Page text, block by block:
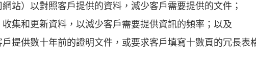
站）以對照客戶提供的資料，減少客戶需要提供的文件；
集和更新資料，以減少客戶需要提供資訊的頻率；以及
提供數十年前的證明文件，或要求客戶填寫十數頁的冗長表